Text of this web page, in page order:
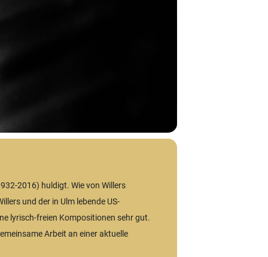
2016) huldigt. Wie von Willers
und der in Ulm lebende US-
lyrisch-freien Kompositionen sehr gut.
Arbeit an einer aktuelle